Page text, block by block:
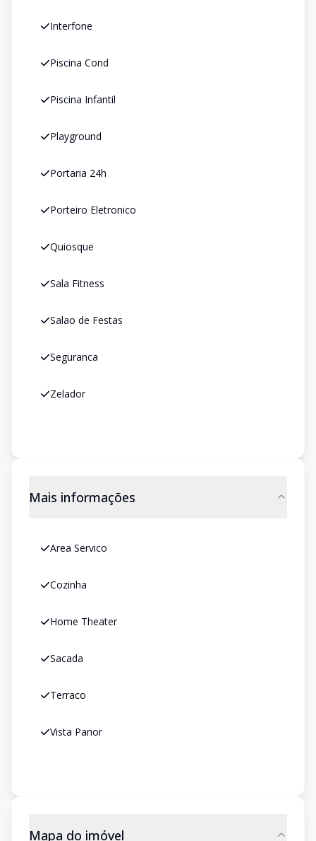
Interfone
Piscina Cond
Piscina Infantil
Playground
Portaria 24h
Porteiro Eletronico
Quiosque
Sala Fitness
Salao de Festas
Seguranca
Zelador
Mais informações
Area Servico
Cozinha
Home Theater
Sacada
Terraco
Vista Panor
Mapa do imóvel